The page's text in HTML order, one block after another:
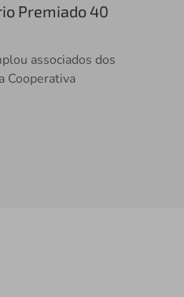
Premiado 40
associados dos
Cooperativa